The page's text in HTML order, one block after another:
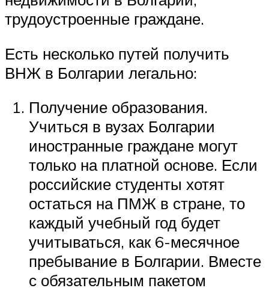
трудоустроенные граждане.
Есть несколько путей получить
ВНЖ в Болгарии легально:
Получение образования.
Учиться в вузах Болгарии
иностранные граждане могут
только на платной основе. Если
российские студенты хотят
остаться на ПМЖ в стране, то
каждый учебный год будет
учитываться, как 6-месячное
пребывание в Болгарии. Вместе
с обязательным пакетом